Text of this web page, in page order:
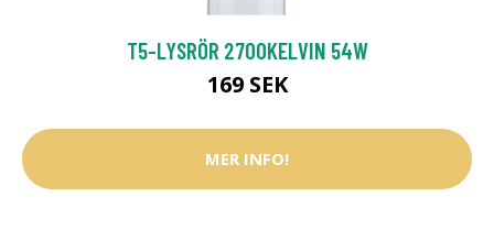
T5-LYSRÖR 2700KELVIN 54W
169 SEK
MER INFO!